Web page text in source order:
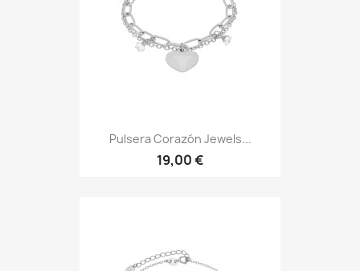
Pulsera Corazón Jewels...
19,00 €